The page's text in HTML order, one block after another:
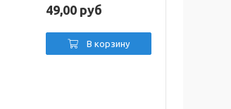
49,00 руб
В корзину